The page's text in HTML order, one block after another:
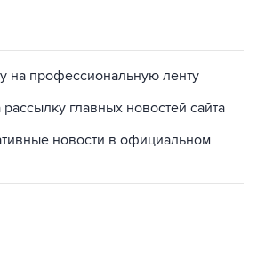
на профессиональную ленту
главных новостей сайта
новости в официальном